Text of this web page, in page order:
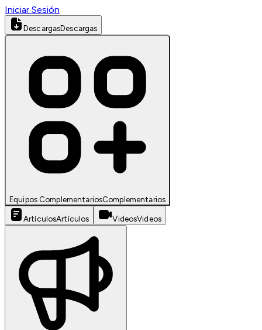
Iniciar Sesión
DescargasDescargas
Equipos ComplementariosComplementarios
ArtículosArtículos VideosVideos